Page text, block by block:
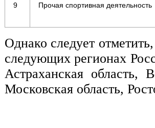
9 Прочая спортивная деятельность
Однако следует
следующих регионах
Астраханская область,
Московская область,